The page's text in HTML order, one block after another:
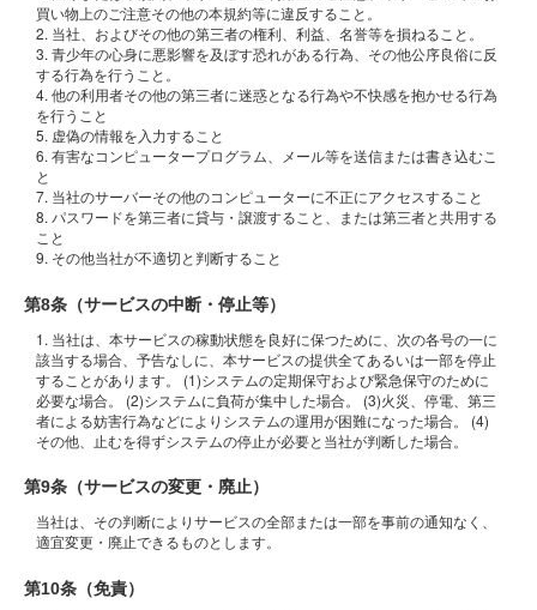
買い物上のご注意その他の本規約等に違反すること。
2. 当社、およびその他の第三者の権利、利益、名誉等を損ねること。
3. 青少年の心身に悪影響を及ぼす恐れがある行為、その他公序良俗に反
する行為を行うこと。
4. 他の利用者その他の第三者に迷惑となる行為や不快感を抱かせる行為
を行うこと
5. 虚偽の情報を入力すること
6. 有害なコンピュータープログラム、メール等を送信または書き込むこ
と
7. 当社のサーバーその他のコンピューターに不正にアクセスすること
8. パスワードを第三者に貸与・譲渡すること、または第三者と共用する
こと
9. その他当社が不適切と判断すること
第8条（サービスの中断・停止等）
1. 当社は、本サービスの稼動状態を良好に保つために、次の各号の一に
該当する場合、予告なしに、本サービスの提供全てあるいは一部を停止
することがあります。 (1)システムの定期保守および緊急保守のために
必要な場合。 (2)システムに負荷が集中した場合。 (3)火災、停電、第三
者による妨害行為などによりシステムの運用が困難になった場合。 (4)
その他、止むを得ずシステムの停止が必要と当社が判断した場合。
第9条（サービスの変更・廃止）
当社は、その判断によりサービスの全部または一部を事前の通知なく、
適宜変更・廃止できるものとします。
第10条（免責）